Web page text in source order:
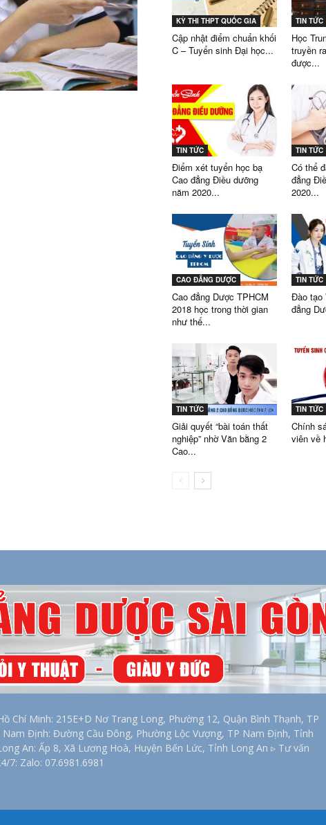
DƯỢC
KỲ THI THPT QUỐC GIA
Cập nhật điểm chuẩn khối
C – Tuyển sinh Đại học...
TIN TỨC
Học
truyền
được...
TIN TỨC
Điểm xét tuyển học bạ
Cao đẳng Điều dưỡng
năm 2020...
TIN TỨC
Có thể
đẳng
2020...
CAO ĐẲNG DƯỢC
Cao đẳng Dược TPHCM
2018 học trong thời gian
như thế...
TIN TỨC
Đào tạo
đẳng
TIN TỨC
Giải quyết “bài toán thất
nghiệp” nhờ Văn bằng 2
Cao...
TIN TỨC
Chính
viên về
Chí Minh: 215E+D Nơ Trang Long, Phường 12, Quận Bình Thạnh, TP
Định: Đường Cầu Đông, Phường Lộc Vượng, TP Nam Định, Tỉnh
An: Ấp 8, Xã Lương Hoà, Huyện Bến Lức, Tỉnh Long An ▹ Tư vấn
7: Zalo: 07.6981.6981